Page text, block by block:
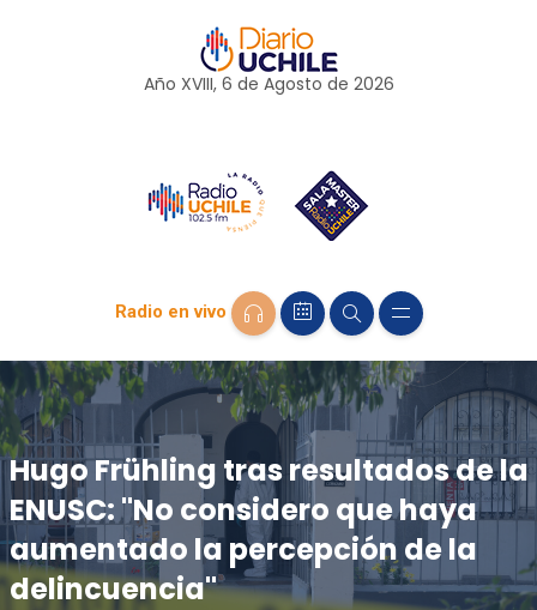
Año XVIII, 6 de Agosto de 2026
Radio en vivo
Hugo Frühling tras resultados de la
ENUSC: "No considero que haya
aumentado la percepción de la
delincuencia"